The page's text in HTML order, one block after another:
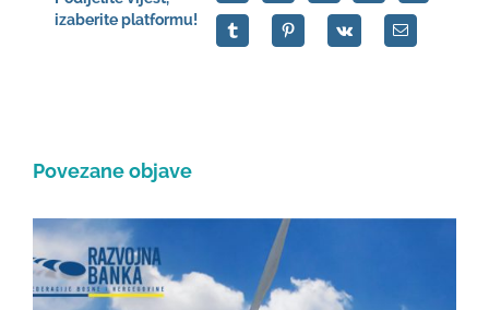
izaberite platformu!
Povezane objave